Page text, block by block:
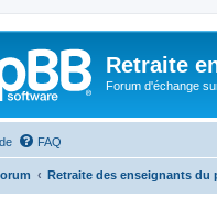
Retraite
Forum d'échange
FAQ
Retraite des enseignants du